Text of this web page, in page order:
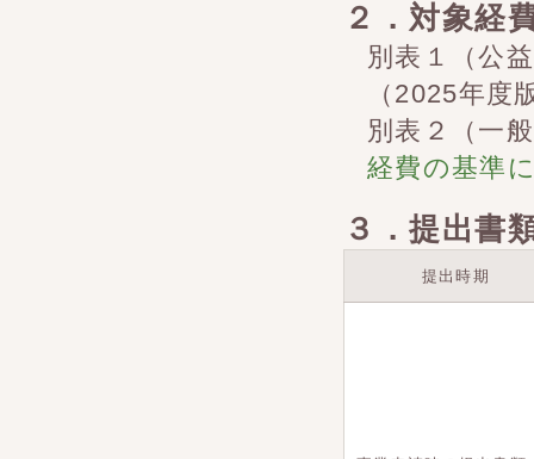
２．対象経
別表１（公
（2025年度
別表２（一
経費の基準
３．提出書
提出時期